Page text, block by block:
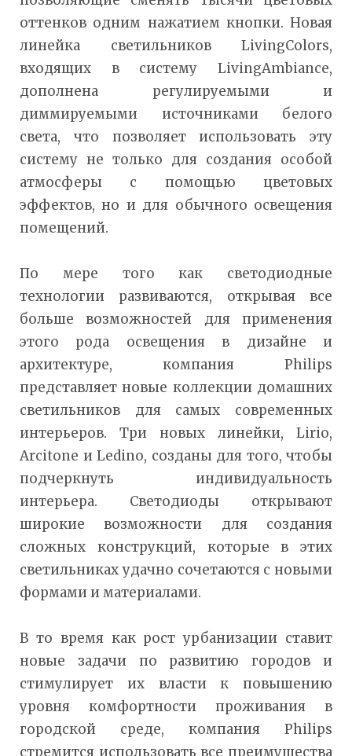
оттенков одним нажатием кнопки. Новая
линейка светильников LivingColors,
входящих в систему LivingAmbiance,
дополнена регулируемыми и
диммируемыми источниками белого
света, что позволяет использовать эту
систему не только для создания особой
атмосферы с помощью цветовых
эффектов, но и для обычного освещения
помещений.
По мере того как светодиодные
технологии развиваются, открывая все
больше возможностей для применения
этого рода освещения в дизайне и
архитектуре, компания Philips
представляет новые коллекции домашних
светильников для самых современных
интерьеров. Три новых линейки, Lirio,
Arcitone и Ledino, созданы для того, чтобы
подчеркнуть индивидуальность
интерьера. Светодиоды открывают
широкие возможности для создания
сложных конструкций, которые в этих
светильниках удачно сочетаются с новыми
формами и материалами.
В то время как рост урбанизации ставит
новые задачи по развитию городов и
стимулирует их власти к повышению
уровня комфортности проживания в
городской среде, компания Philips
стремится использовать все преимущества